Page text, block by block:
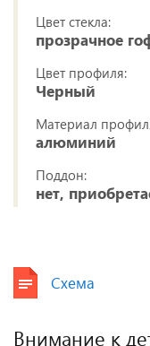
Цвет стекла:
прозрачное
Цвет профиля:
Черный
Материал
алюминий
Поддон:
нет,
Схема
Внимание к